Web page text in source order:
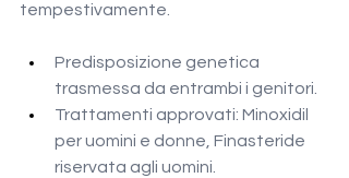
tempestivamente.
Predisposizione genetica
trasmessa da entrambi i genitori.
Trattamenti approvati: Minoxidil
per uomini e donne, Finasteride
riservata agli uomini.